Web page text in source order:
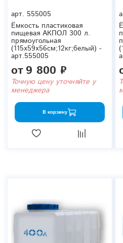
арт. 555005
Ёмкость пластиковая
пищевая АКПОЛ 300 л.
прямоугольная
(115x59x56см;12кг;белый) -
арт.555005
от9 800 ₽
Точную цену уточняйте у
менеджера
В корзину